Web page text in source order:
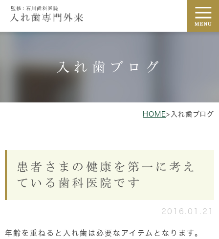
入れ歯ブログ
HOME> 入れ歯ブログ
患者さまの健康を第一に考え
ている歯科医院です
2016.01.21
年齢を重ねると入れ歯は必要なアイテムとなります。